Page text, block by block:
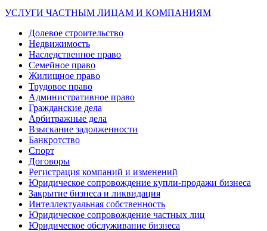
УСЛУГИ ЧАСТНЫМ ЛИЦАМ И КОМПАНИЯМ
Долевое строительство
Недвижимость
Наследственное право
Семейное право
Жилищное право
Трудовое право
Административное право
Гражданские дела
Арбитражные дела
Взыскание задолженности
Банкротство
Спорт
Договоры
Регистрация компаний и изменений
Юридическое сопровождение купли-продажи бизнеса
Закрытие бизнеса и ликвидация
Интеллектуальная собственность
Юридическое сопровождение частных лиц
Юридическое обслуживание бизнеса